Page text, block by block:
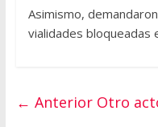
Asimismo,
vialidades bloqueadas
← AnteriorOtro